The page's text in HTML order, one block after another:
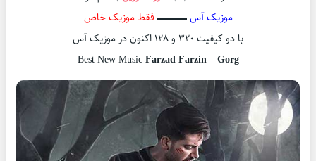
موزیک آس▬▬▬ فقط موزیک خاص
با دو کیفیت ۳۲۰ و ۱۲۸ اکنون در موزیک آس
Best New MusicFarzad Farzin – Gorg